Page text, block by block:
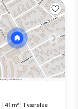
41 m² 1 værelse